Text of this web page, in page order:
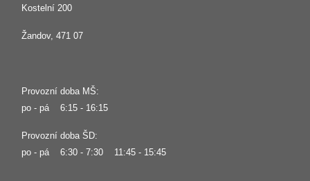
Kostelní 200
Žandov, 471 07
Provozní doba MŠ:
po - pá 6:15 - 16:15
Provozní doba ŠD:
po - pá 6:30 - 7:30 11:45 - 15:45